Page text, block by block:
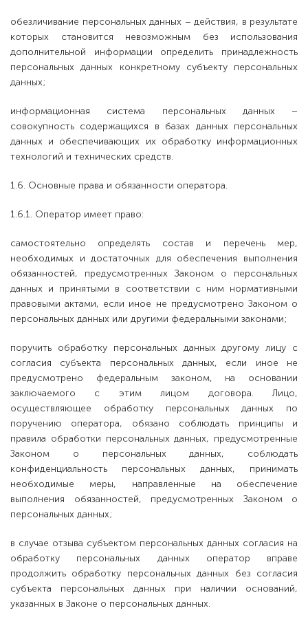
обезличивание персональных данных – действия, в результате
которых становится невозможным без использования
дополнительной информации определить принадлежность
персональных данных конкретному субъекту персональных
данных;
информационная система персональных данных –
совокупность содержащихся в базах данных персональных
данных и обеспечивающих их обработку информационных
технологий и технических средств.
1.6. Основные права и обязанности оператора.
1.6.1. Оператор имеет право:
самостоятельно определять состав и перечень мер,
необходимых и достаточных для обеспечения выполнения
обязанностей, предусмотренных Законом о персональных
данных и принятыми в соответствии с ним нормативными
правовыми актами, если иное не предусмотрено Законом о
персональных данных или другими федеральными законами;
поручить обработку персональных данных другому лицу с
согласия субъекта персональных данных, если иное не
предусмотрено федеральным законом, на основании
заключаемого с этим лицом договора. Лицо,
осуществляющее обработку персональных данных по
поручению оператора, обязано соблюдать принципы и
правила обработки персональных данных, предусмотренные
Законом о персональных данных, соблюдать
конфиденциальность персональных данных, принимать
необходимые меры, направленные на обеспечение
выполнения обязанностей, предусмотренных Законом о
персональных данных;
в случае отзыва субъектом персональных данных согласия на
обработку персональных данных оператор вправе
продолжить обработку персональных данных без согласия
субъекта персональных данных при наличии оснований,
указанных в Законе о персональных данных.